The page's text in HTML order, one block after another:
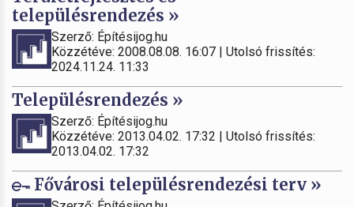
településrendezés »
Szerző: Építésijog.hu
Közzétéve: 2008.08.08. 16:07 | Utolsó frissítés:
2024.11.24. 11:33
Településrendezés »
Szerző: Építésijog.hu
Közzétéve: 2013.04.02. 17:32 | Utolsó frissítés:
2013.04.02. 17:32
Fővárosi településrendezési terv »